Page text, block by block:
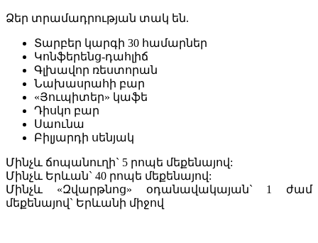
Ձեր տրամադրության տակ են.
Տարբեր կարգի 30 համարներ
Կոնֆերենց-դահլիճ
Գլխավոր ռեստորան
Նախասրահի բար
«Յուպիտեր» կաֆե
Դիսկո բար
Սաունա
Բիլյարդի սենյակ
Մինչև ճոպանուղի` 5 րոպե մեքենայով:
Մինչև Երևան` 40 րոպե մեքենայով:
Մինչև «Զվարթնոց» օդանավակայան` 1 ժամ
մեքենայով` Երևանի միջով